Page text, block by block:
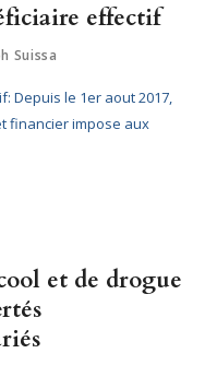
effectif
Suissa
Depuis le 1er aout 2017,
financier impose aux
et de drogue